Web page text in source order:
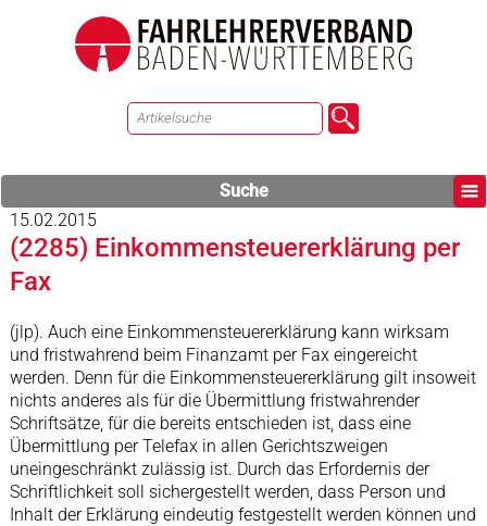
Suche
15.02.2015
(2285) Einkommensteuererklärung per
Fax
(jlp). Auch eine Einkommensteuererklärung kann wirksam
und fristwahrend beim Finanzamt per Fax eingereicht
werden. Denn für die Einkommensteuererklärung gilt insoweit
nichts anderes als für die Übermittlung fristwahrender
Schriftsätze, für die bereits entschieden ist, dass eine
Übermittlung per Telefax in allen Gerichtszweigen
uneingeschränkt zulässig ist. Durch das Erfordernis der
Schriftlichkeit soll sichergestellt werden, dass Person und
Inhalt der Erklärung eindeutig festgestellt werden können und